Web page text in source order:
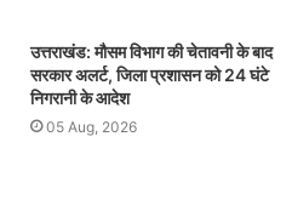
उत्तराखंड: मौसम विभाग की चेतावनी के बाद
सरकार अलर्ट, जिला प्रशासन को 24 घंटे
निगरानी के आदेश
05 Aug, 2026